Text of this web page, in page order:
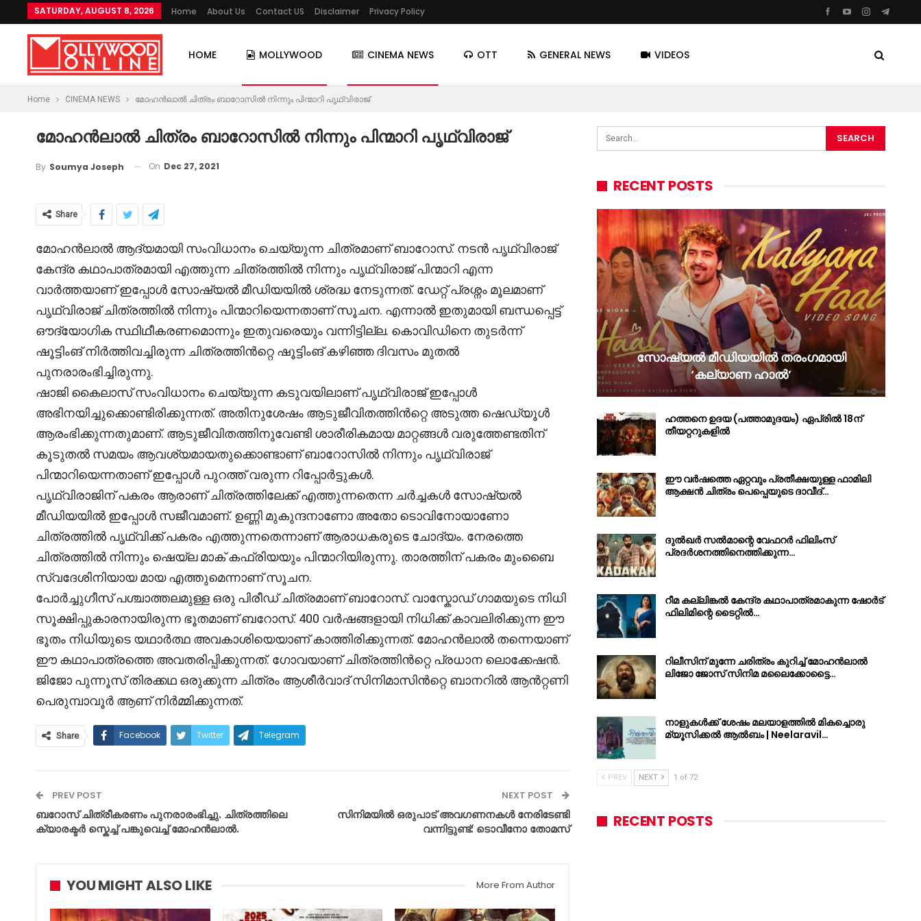
SATURDAY, AUGUST 8, 2026 Home About Us Contact US Disclaimer Privacy Policy
HOME MOLLYWOOD CINEMA NEWS OTT GENERAL NEWS VIDEOS
Home CINEMA NEWS മോഹൻലാൽ ചിത്രം ബാറോസിൽ നിന്നും പിന്മാറി പൃഥ്വിരാജ്
മോഹൻലാൽ ചിത്രം ബാറോസിൽ നിന്നും പിന്മാറി പൃഥ്വിരാജ്
By Soumya Joseph On Dec 27, 2021
Share
മോഹൻലാൽ ആദ്യമായി സംവിധാനം ചെയ്യുന്ന ചിത്രമാണ് ബാറോസ്. നടൻ പൃഥ്വിരാജ്
കേന്ദ്ര കഥാപാത്രമായി എത്തുന്ന ചിത്രത്തിൽ നിന്നും പൃഥ്വിരാജ് പിന്മാറി എന്ന
വാർത്തയാണ് ഇപ്പോൾ സോഷ്യൽ മീഡിയയിൽ ശ്രദ്ധ നേടുന്നത്. ഡേറ്റ് പ്രശ്നം മൂലമാണ്
പൃഥ്വിരാജ് ചിത്രത്തിൽ നിന്നും പിന്മാറിയെന്നതാണ് സൂചന. എന്നാൽ ഇതുമായി ബന്ധപ്പെട്ട്
ഔദ്യോഗിക സ്ഥിഥീകരണമൊന്നും ഇതുവരെയും വന്നിട്ടില്ല. കൊവിഡിനെ തുടർന്ന്
ഷൂട്ടിംങ് നിർത്തിവച്ചിരുന്ന ചിത്രത്തിൻറ്റെ ഷൂട്ടിംങ് കഴിഞ്ഞ ദിവസം മുതൽ
പുനരാരംഭിച്ചിരുന്നു.
ഷാജി കൈലാസ് സംവിധാനം ചെയ്യുന്ന കടുവയിലാണ് പൃഥ്വിരാജ് ഇപ്പോൾ
അഭിനയിച്ചുക്കൊണ്ടിരിക്കുന്നത്. അതിനുശേഷം ആടുജീവിതത്തിൻറ്റെ അടുത്ത ഷെഡ്യൂൾ
ആരംഭിക്കുന്നതുമാണ്. ആടുജീവിതത്തിനുവേണ്ടി ശാരീരികമായ മാറ്റങ്ങൾ വരുത്തേണ്ടതിന്
കൂടുതൽ സമയം ആവശ്യമായതുക്കൊണ്ടാണ് ബാറോസിൽ നിന്നും പൃഥ്വിരാജ്
പിന്മാറിയെന്നതാണ് ഇപ്പോൾ പുറത്ത് വരുന്ന റിപ്പോർട്ടുകൾ.
പൃഥ്വിരാജിന് പകരം ആരാണ് ചിത്രത്തിലേക്ക് എത്തുന്നതെന്ന ചർച്ചകൾ സോഷ്യൽ
മീഡിയയിൽ ഇപ്പോൾ സജീവമാണ്. ഉണ്ണി മുകുന്ദനാണോ അതോ ടൊവിനോയാണോ
ചിത്രത്തിൽ പൃഥ്വിക്ക് പകരം എത്തുന്നതെന്നാണ് ആരാധകരുടെ ചോദ്യം. നേരത്തെ
ചിത്രത്തിൽ നിന്നും ഷെയ്ല മാക് കഫ്രിയയും പിന്മാറിയിരുന്നു. താരത്തിന് പകരം മുംബൈ
സ്വദേശിനിയായ മായ എത്തുമെന്നാണ് സൂചന.
പോർച്ചുഗീസ് പശ്ചാത്തലമുള്ള ഒരു പിരീഡ് ചിത്രമാണ് ബാറോസ്. വാസ്കോഡ് ഗാമയുടെ നിധി
സൂക്ഷിപ്പുകാരനായിരുന്ന ഭൂതമാണ് ബറോസ്. 400 വർഷങ്ങളായി നിധിക്ക് കാവലിരിക്കുന്ന ഈ
ഭൂതം നിധിയുടെ യഥാർത്ഥ അവകാശിയെയാണ് കാത്തിരിക്കുന്നത്. മോഹൻലാൽ തന്നെയാണ്
ഈ കഥാപാത്രത്തെ അവതരിപ്പിക്കുന്നത്. ഗോവയാണ് ചിത്രത്തിൻറ്റെ പ്രധാന ലൊക്കേഷൻ.
ജിജോ പുന്നൂസ് തിരക്കഥ ഒരുക്കുന്ന ചിത്രം ആശീർവാദ് സിനിമാസിൻറ്റെ ബാനറിൽ ആൻറ്റണി
പെരുമ്പാവൂർ ആണ് നിർമ്മിക്കുന്നത്.
Share Facebook Twitter Telegram
PREV POST
ബറോസ് ചിത്രീകരണം പുനരാരംഭിച്ചു. ചിത്രത്തിലെ
ക്യാരക്ടർ സ്കെച്ച് പങ്കുവെച്ച് മോഹൻലാൽ.
NEXT POST
സിനിമയിൽ ഒരുപാട് അവഗണനകൾ നേരിടേണ്ടി
വന്നിട്ടുണ്ട്: ടൊവീനോ തോമസ്
YOU MIGHT ALSO LIKE More From Author
RECENT POSTS
സോഷ്യൽ മീഡിയയിൽ തരംഗമായി
‘കല്യാണ ഹാൽ’
ഹത്തനെ ഉദയ (പത്താമുദയം) ഏപ്രിൽ 18ന്
തീയറ്ററുകളിൽ
ഈ വർഷത്തെ ഏറ്റവും പ്രതീക്ഷയുള്ള ഫാമിലി
ആക്ഷൻ ചിത്രം പെപ്പെയുടെ ദാവീദ്…
ദുൽഖർ സൽമാന്റെ വേഫറർ ഫിലിംസ്
പ്രദർശനത്തിനെത്തിക്കുന്ന…
റീമ കല്ലിങ്കൽ കേന്ദ്ര കഥാപാത്രമാകുന്ന ഷോർട്
ഫിലിമിന്റെ ടൈറ്റിൽ…
റിലീസിന് മുന്നേ ചരിത്രം കുറിച്ച് മോഹൻലാൽ
ലിജോ ജോസ് സിനിമ മലൈക്കോട്ടൈ…
നാളുകൾക്ക് ശേഷം മലയാളത്തിൽ മികച്ചൊരു
മ്യൂസിക്കൽ ആൽബം | Neelaravil…
PREV NEXT 1 of 72
RECENT POSTS